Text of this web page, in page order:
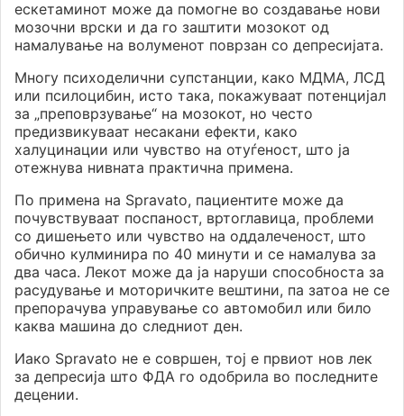
ескетаминот може да помогне во создавање нови
мозочни врски и да го заштити мозокот од
намалување на волуменот поврзан со депресијата.
Многу психоделични супстанции, како МДМА, ЛСД
или псилоцибин, исто така, покажуваат потенцијал
за „преповрзување“ на мозокот, но често
предизвикуваат несакани ефекти, како
халуцинации или чувство на отуѓеност, што ја
отежнува нивната практична примена.
По примена на Spravato, пациентите може да
почувствуваат поспаност, вртоглавица, проблеми
со дишењето или чувство на оддалеченост, што
обично кулминира по 40 минути и се намалува за
два часа. Лекот може да ја наруши способноста за
расудување и моторичките вештини, па затоа не се
препорачува управување со автомобил или било
каква машина до следниот ден.
Иако Spravato не е совршен, тој е првиот нов лек
за депресија што ФДА го одобрила во последните
децении.